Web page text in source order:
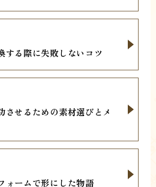
する際に失敗しないコツ
させるための素材選びとメ
ォームで形にした物語